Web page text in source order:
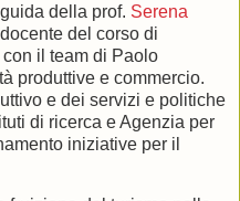
della prof. Serena
del corso di
il team di Paolo
produttive e commercio.
e dei servizi e politiche
di ricerca e Agenzia per
iniziative per il